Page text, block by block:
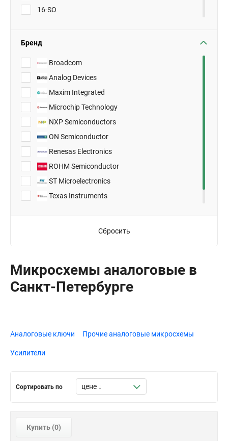
16-SO
24-TQFN (4x4)
8-DFN (3x3)
8-uMAX
8-VSSOP
SOT-23-5
SOT-23-6
Бренд
Broadcom
Analog Devices
Maxim Integrated
Microchip Technology
NXP Semiconductors
ON Semiconductor
Renesas Electronics
ROHM Semiconductor
ST Microelectronics
Texas Instruments
Сбросить
Микросхемы аналоговые в
Санкт-Петербурге
Аналоговые ключи Прочие аналоговые микросхемы
Усилители
Сортировать по
Купить (0)